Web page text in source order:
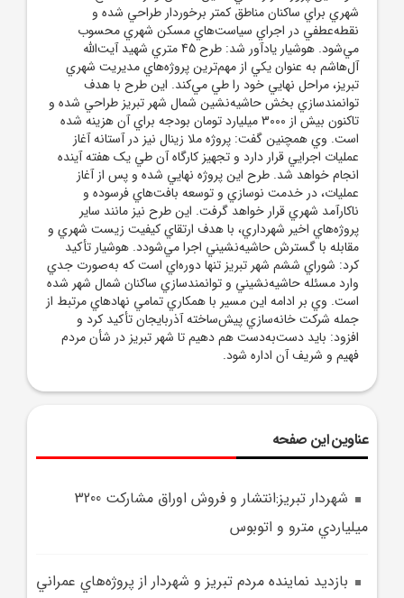
شهري براي ساکنان مناطق کمتر برخوردار طراحي شده و
نقطه‌عطفي در اجراي سياست‌هاي مسکن شهري محسوب
مي‌شود. هوشيار يادآور شد: طرح 45 متري شهيد آيت‌الله
آل‌هاشم به عنوان يکي از مهم‌ترين پروژه‌هاي مديريت شهري
تبريز، مراحل نهايي خود را طي مي‌کند. اين طرح با هدف
توانمندسازي بخش حاشيه‌نشين شمال شهر تبريز طراحي شده و
تاکنون بيش از 3000 ميليارد تومان بودجه براي آن هزينه شده
است. وي همچنين گفت: پروژه ملا زينال نيز در آستانه آغاز
عمليات اجرايي قرار دارد و تجهيز کارگاه آن طي يک هفته آينده
انجام خواهد شد. طرح اين پروژه نهايي شده و پس از آغاز
عمليات، در خدمت نوسازي و توسعه بافت‌هاي فرسوده و
ناکارآمد شهري قرار خواهد گرفت. اين طرح نيز مانند ساير
پروژه‌هاي اخير شهرداري، با هدف ارتقاي کيفيت زيست شهري و
مقابله با گسترش حاشيه‌نشيني اجرا مي‌شودد. هوشيار تأکيد
کرد: شوراي ششم شهر تبريز تنها دوره‌اي است که به‌صورت جدي
وارد مسئله حاشيه‌نشيني و توانمندسازي ساکنان شمال شهر شده
است. وي بر ادامه اين مسير با همکاري تمامي نهادهاي مرتبط از
جمله شرکت خانه‌سازي پيش‌ساخته آذربايجان تأکيد کرد و
افزود: بايد دست‌به‌دست هم دهيم تا شهر تبريز در شأن مردم
فهيم و شريف آن اداره شود.
عناوین این صفحه
شهردار تبريز:انتشار و فروش اوراق مشارکت 3200
ميلياردي مترو و اتوبوس
بازديد نماينده مردم تبريز و شهردار از پروژه‌هاي عمراني